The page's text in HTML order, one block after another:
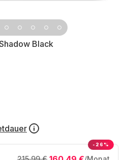
Black
-26%